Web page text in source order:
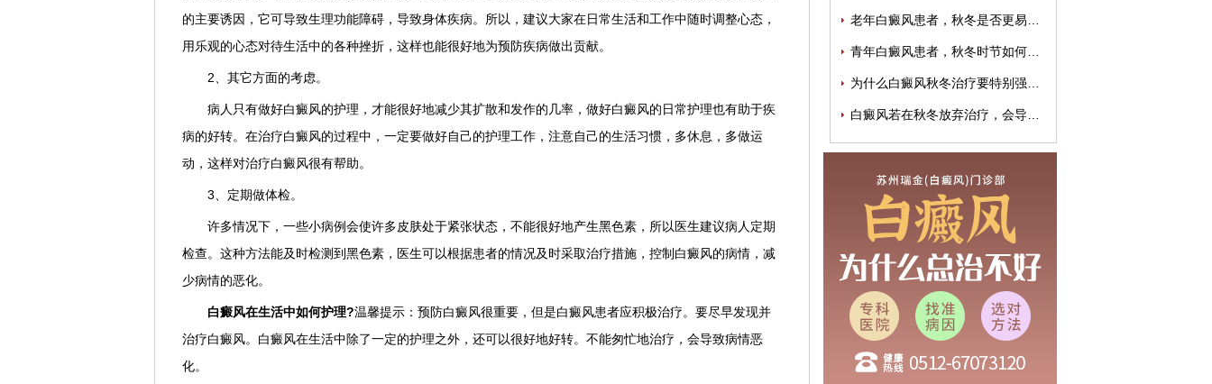
的主要诱因，它可导致生理功能障碍，导致身体疾病。所以，建议大家在日常生活和工作中随时调整心态，
用乐观的心态对待生活中的各种挫折，这样也能很好地为预防疾病做出贡献。
2、其它方面的考虑。
病人只有做好白癜风的护理，才能很好地减少其扩散和发作的几率，做好白癜风的日常护理也有助于疾
病的好转。在治疗白癜风的过程中，一定要做好自己的护理工作，注意自己的生活习惯，多休息，多做运
动，这样对治疗白癜风很有帮助。
3、定期做体检。
许多情况下，一些小病例会使许多皮肤处于紧张状态，不能很好地产生黑色素，所以医生建议病人定期
检查。这种方法能及时检测到黑色素，医生可以根据患者的情况及时采取治疗措施，控制白癜风的病情，减
少病情的恶化。
白癜风在生活中如何护理?温馨提示：预防白癜风很重要，但是白癜风患者应积极治疗。要尽早发现并
治疗白癜风。白癜风在生活中除了一定的护理之外，还可以很好地好转。不能匆忙地治疗，会导致病情恶
化。
青年白癜风患者，秋冬时节如何有效缓解